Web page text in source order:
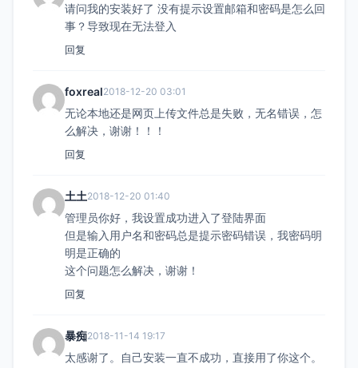
请问我的安装好了 没有提示设置邮箱和密码是怎么回
事？导致现在无法登入
回复
foxreal2018-12-20 03:01
无论本地还是网页上传文件总是失败，无名错误，怎
么解决，谢谢！！！
回复
土土2018-12-20 01:40
管理员你好，我设置成功进入了登陆界面
但是输入用户名和密码总是提示密码错误，我密码明
明是正确的
这个问题怎么解决，谢谢！
回复
暴痴2018-11-14 19:17
太感谢了。自己安装一直不成功，直接用了你这个。